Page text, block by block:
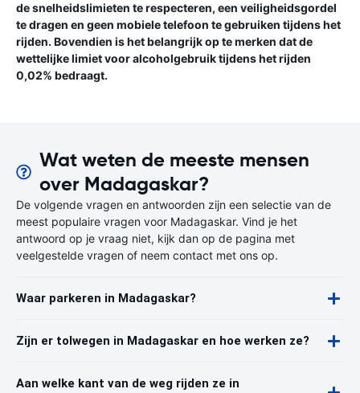
de snelheidslimieten te respecteren, een veiligheidsgordel
te dragen en geen mobiele telefoon te gebruiken tijdens het
rijden. Bovendien is het belangrijk op te merken dat de
wettelijke limiet voor alcoholgebruik tijdens het rijden
0,02% bedraagt.
Wat weten de meeste mensen
over Madagaskar?
De volgende vragen en antwoorden zijn een selectie van de
meest populaire vragen voor Madagaskar. Vind je het
antwoord op je vraag niet, kijk dan op de pagina met
veelgestelde vragen of neem contact met ons op.
Waar parkeren in Madagaskar?
Zijn er tolwegen in Madagaskar en hoe werken ze?
Aan welke kant van de weg rijden ze in